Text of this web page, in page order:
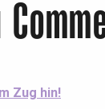
Zug hin!